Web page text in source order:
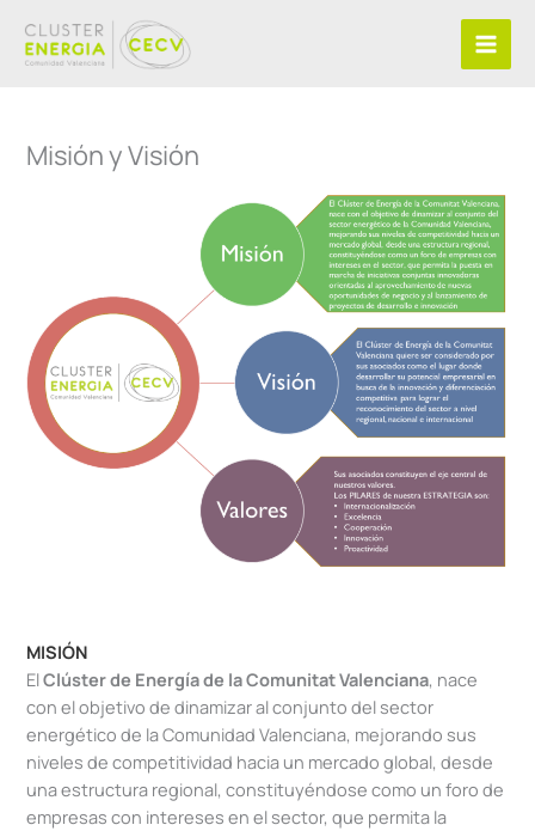
contenido
Misión y Visión
MISIÓN
ElClúster de Energía de la Comunitat Valenciana, nace
con el objetivo de dinamizar al conjunto del sector
energético de la Comunidad Valenciana, mejorando sus
niveles de competitividad hacia un mercado global, desde
una estructura regional, constituyéndose como un foro de
empresas con intereses en el sector, que permita la